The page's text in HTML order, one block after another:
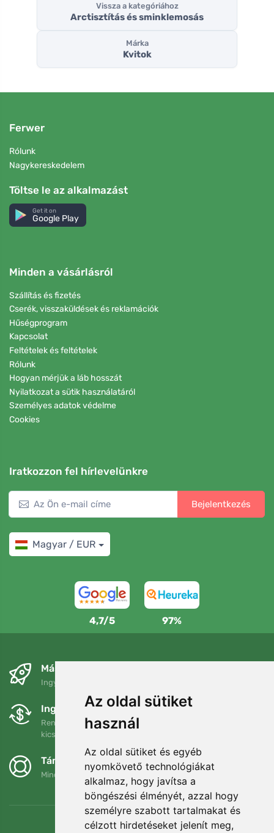
Az oldal sütiket
használ
Az oldal sütiket és egyéb
nyomkövető technológiákat
alkalmaz, hogy javítsa a
böngészési élményét, azzal hogy
személyre szabott tartalmakat és
célzott hirdetéseket jelenít meg,
Vissza a kategóriához
Arctisztítás és sminklemosás
Márka
Kvitok
Ferwer
Rólunk
Nagykereskedelem
Töltse le az alkalmazást
Get it on
Google Play
Minden a vásárlásról
Szállítás és fizetés
Cserék, visszaküldések és reklamációk
Hűségprogram
Kapcsolat
Feltételek és feltételek
Rólunk
Hogyan mérjük a láb hosszát
Nyilatkozat a sütik használatáról
Személyes adatok védelme
Cookies
Iratkozzon fel hírlevelünkre
Bejelentkezés
Magyar / EUR
4,7/5 97%
Másnapra és ingyenesen
Ingyenes szállítás a következő összeg felett: 80 EUR
Ingyenes csere és visszaküldés
Rendelését 90 napon belül bármikor visszaküldheti vagy
kicserélheti.
Támogatjuk a Trees.org-ot
Minden megrendelésért ültetünk egy fát! Bővebben